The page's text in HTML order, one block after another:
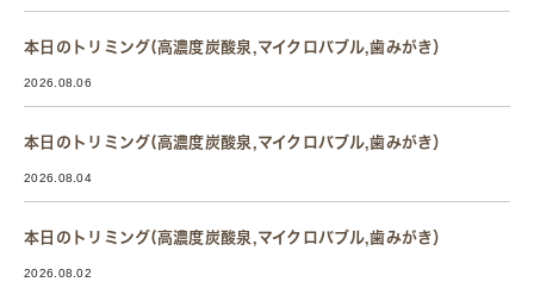
本日のトリミング(高濃度炭酸泉,マイクロバブル,歯みがき）
2026.08.06
本日のトリミング(高濃度炭酸泉,マイクロバブル,歯みがき）
2026.08.04
本日のトリミング(高濃度炭酸泉,マイクロバブル,歯みがき）
2026.08.02